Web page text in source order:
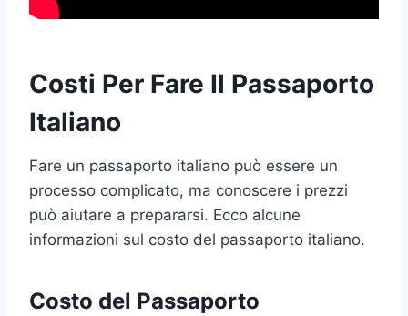
Costi Per Fare Il Passaporto
Italiano
Fare un passaporto italiano può essere un
processo complicato, ma conoscere i prezzi
può aiutare a prepararsi. Ecco alcune
informazioni sul costo del passaporto italiano.
Costo del Passaporto